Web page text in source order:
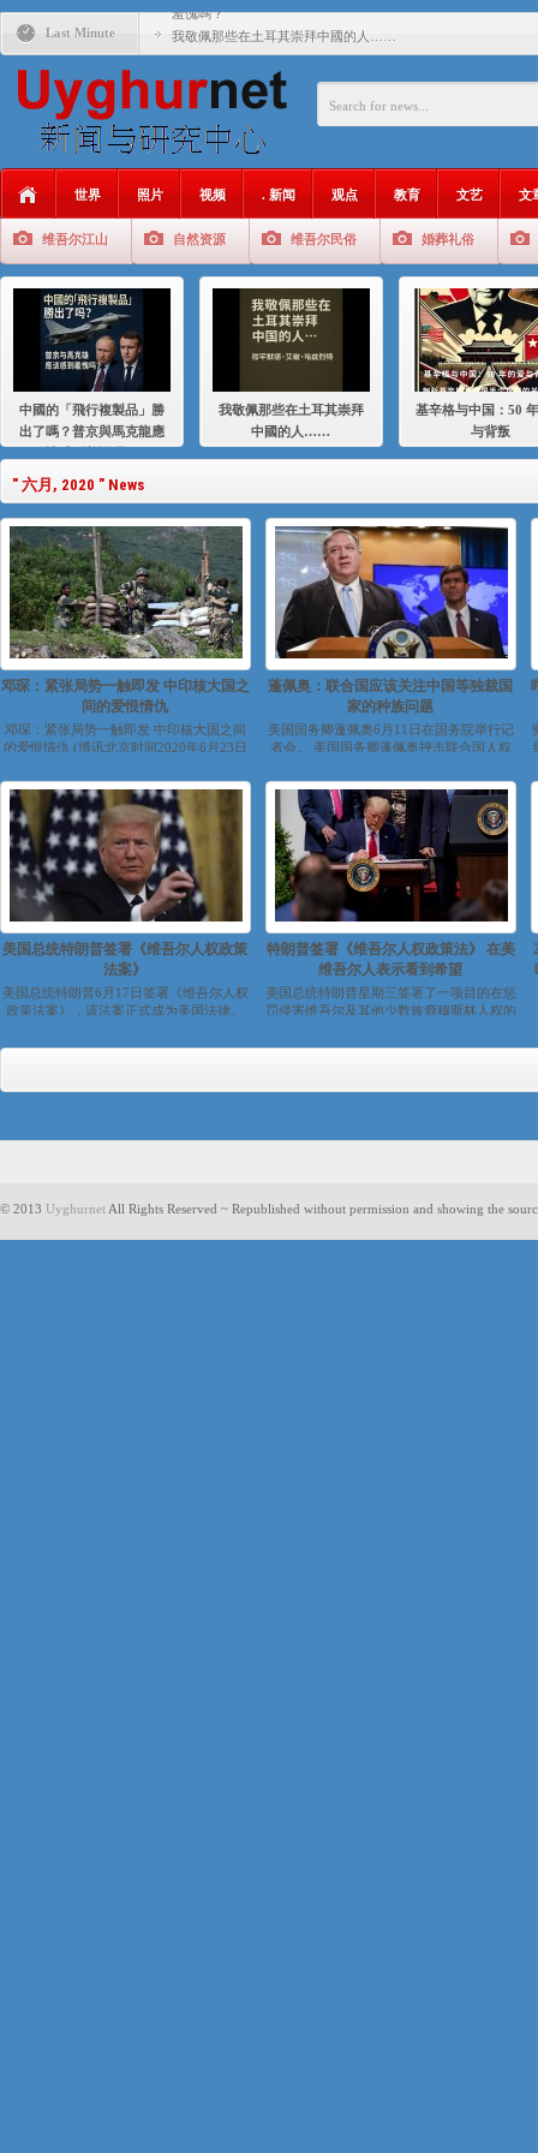
Last Minute
羞愧嗎？
我敬佩那些在土耳其崇拜中國的人……
基辛格与中国：50 年的爱与背叛
年的百年關係
大一统情结使魏京生失去理智 / 伊利夏提
伊利夏提：在自责与内疚中的挣扎
伊利夏提：消失在集中营的红衣女孩
伊利夏提：维吾尔种族灭绝
世界 照片 视频 . 新闻 观点 教育 文艺 文
维吾尔江山 自然资源 维吾尔民俗 婚葬礼俗
中國的「飛行複製品」勝
出了嗎？普京與馬克龍應
我敬佩那些在土耳其崇拜
中國的人……
基辛格与中国：50
与背叛
" 六月, 2020 " News
邓琛：紧张局势一触即发 中印核大国之
间的爱恨情仇
邓琛：紧张局势一触即发 中印核大国之间
的爱恨情仇 (博讯北京时间2020年6月23日
蓬佩奥：联合国应该关注中国等独裁国
家的种族问题
美国国务卿蓬佩奥6月11日在国务院举行记
者会。 美国国务卿蓬佩奥抨击联合国人权
美国总统特朗普签署《维吾尔人权政策
法案》
美国总统特朗普6月17日签署《维吾尔人权
政策法案》，该法案正式成为美国法律。
特朗普签署《维吾尔人权政策法》 在美
维吾尔人表示看到希望
美国总统特朗普星期三签署了一项目的在惩
罚侵害维吾尔及其他少数族裔穆斯林人权的
© 2013 Uyghurnet All Rights Reserved ~ Republished without permission and showing the